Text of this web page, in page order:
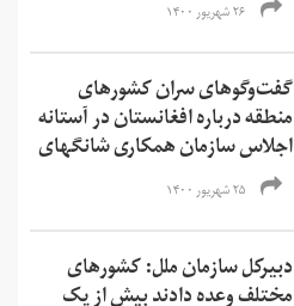
۲۶ شهریور ۱۴۰۰
گفت‌وگوهای سران کشورهای
منطقه درباره افغانستان در آستانه
اجلاس سازمان همکاری شانگهای
۲۵ شهریور ۱۴۰۰
دبیرکل سازمان ملل: کشورهای